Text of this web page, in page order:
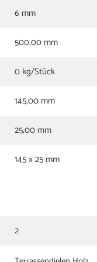
6 mm
500,00 mm
0 kg/Stück
145,00 mm
25,00 mm
145 x 25 mm
2